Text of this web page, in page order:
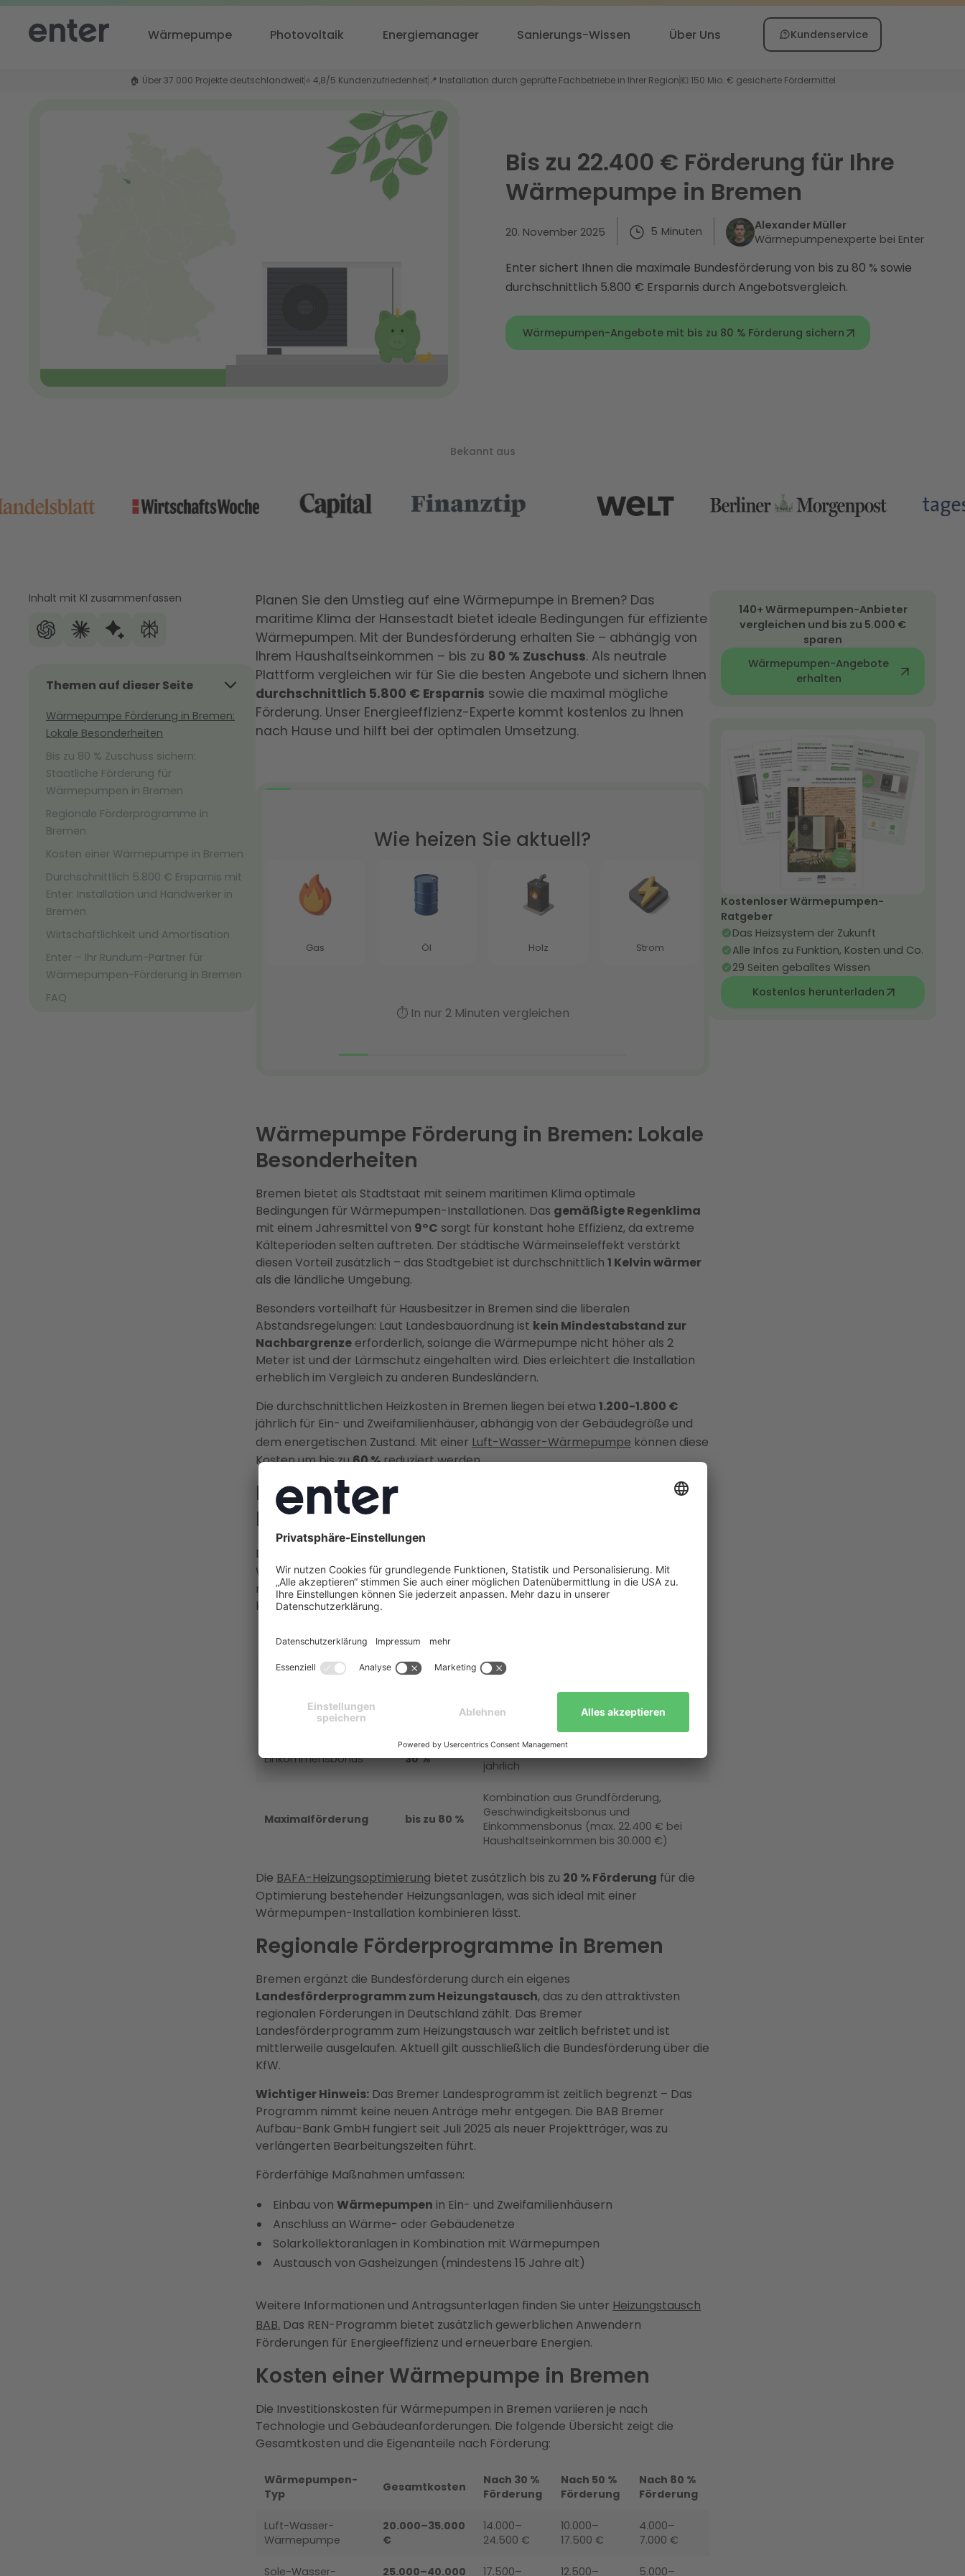
Wärmepumpe Photovoltaik Energiemanager Sanierungs-Wissen Über Uns Kundenservice
🏠 Über 37.000 Projekte deutschlandweit⭐ 4,8/5 Kundenzufriedenheit 📍 Installation durch geprüfte Fachbetriebe in Ihrer Region💶 150 Mio. € gesicherte Fördermittel
Bis zu 22.400 € Förderung für Ihre
Wärmepumpe in Bremen
20. November 2025 5 Minuten
Alexander Müller
Wärmepumpenexperte bei Enter
Enter sichert Ihnen die maximale Bundesförderung von bis zu 80 % sowie
durchschnittlich 5.800 € Ersparnis durch Angebotsvergleich.
Wärmepumpen-Angebote mit bis zu 80 % Förderung sichern
Bekannt aus
Inhalt mit KI zusammenfassen
Themen auf dieser Seite
Wärmepumpe Förderung in Bremen:
Lokale Besonderheiten
Bis zu 80 % Zuschuss sichern:
Staatliche Förderung für
Wärmepumpen in Bremen
Regionale Förderprogramme in
Bremen
Kosten einer Wärmepumpe in Bremen
Durchschnittlich 5.800 € Ersparnis mit
Enter: Installation und Handwerker in
Bremen
Wirtschaftlichkeit und Amortisation
Enter – Ihr Rundum-Partner für
Wärmepumpen-Förderung in Bremen
FAQ
Planen Sie den Umstieg auf eine Wärmepumpe in Bremen? Das
maritime Klima der Hansestadt bietet ideale Bedingungen für effiziente
Wärmepumpen. Mit der Bundesförderung erhalten Sie – abhängig von
Ihrem Haushaltseinkommen – bis zu 80 % Zuschuss. Als neutrale
Plattform vergleichen wir für Sie die besten Angebote und sichern Ihnen
durchschnittlich 5.800 € Ersparnis sowie die maximal mögliche
Förderung. Unser Energieeffizienz-Experte kommt kostenlos zu Ihnen
nach Hause und hilft bei der optimalen Umsetzung.
Wärmepumpe Förderung in Bremen: Lokale
Besonderheiten
Bremen bietet als Stadtstaat mit seinem maritimen Klima optimale
Bedingungen für Wärmepumpen-Installationen. Das gemäßigte Regenklima
mit einem Jahresmittel von 9°C sorgt für konstant hohe Effizienz, da extreme
Kälteperioden selten auftreten. Der städtische Wärmeinseleffekt verstärkt
diesen Vorteil zusätzlich – das Stadtgebiet ist durchschnittlich 1 Kelvin wärmer
als die ländliche Umgebung.
Besonders vorteilhaft für Hausbesitzer in Bremen sind die liberalen
Abstandsregelungen: Laut Landesbauordnung ist kein Mindestabstand zur
Nachbargrenze erforderlich, solange die Wärmepumpe nicht höher als 2
Meter ist und der Lärmschutz eingehalten wird. Dies erleichtert die Installation
erheblich im Vergleich zu anderen Bundesländern.
Die durchschnittlichen Heizkosten in Bremen liegen bei etwa 1.200-1.800 €
jährlich für Ein- und Zweifamilienhäuser, abhängig von der Gebäudegröße und
dem energetischen Zustand. Mit einer Luft-Wasser-Wärmepumpe können diese
Kosten um bis zu60 %reduziert werden.
Bis zu 80 % Zuschuss sichern: Staatliche
Förderung für Wärmepumpen in Bremen
Die
Wärmepumpen-Förderung in Bremen. Die Förderung erfolgt über ein
modulares System, das sich zu einer Gesamtförderung von bis zu 70 %addieren
kann.
Förderkomponente Fördersatz
Grundförderung 30 % Alle klimafreundlichen Heizungsanlagen
Geschwindigkeitsbonus
Heizungstausch, sinkt seit Juli 2026
halbjährlich um 4 Prozentpunkte bis 2028
Einkommensbonus 30 %
Haushaltseinkommen unter 40.000 €
jährlich
Maximalförderung bis zu 80 %
Kombination aus Grundförderung,
Geschwindigkeitsbonus und
Einkommensbonus (max. 22.400 € bei
Haushaltseinkommen bis 30.000 €)
Die BAFA-Heizungsoptimierung bietet zusätzlich bis zu 20 % Förderung für die
Optimierung bestehender Heizungsanlagen, was sich ideal mit einer
Wärmepumpen-Installation kombinieren lässt.
Regionale Förderprogramme in Bremen
Bremen ergänzt die Bundesförderung durch ein eigenes
Landesförderprogramm zum Heizungstausch, das zu den attraktivsten
regionalen Förderungen in Deutschland zählt. Das Bremer
Landesförderprogramm zum Heizungstausch war zeitlich befristet und ist
mittlerweile ausgelaufen. Aktuell gilt ausschließlich die Bundesförderung über die
KfW.
Wichtiger Hinweis: Das Bremer Landesprogramm ist zeitlich begrenzt – Das
Programm nimmt keine neuen Anträge mehr entgegen. Die BAB Bremer
Aufbau-Bank GmbH fungiert seit Juli 2025 als neuer Projektträger, was zu
verlängerten Bearbeitungszeiten führt.
Förderfähige Maßnahmen umfassen:
Einbau von Wärmepumpen in Ein- und Zweifamilienhäusern
Anschluss an Wärme- oder Gebäudenetze
Solarkollektoranlagen in Kombination mit Wärmepumpen
Austausch von Gasheizungen (mindestens 15 Jahre alt)
Weitere Informationen und Antragsunterlagen finden Sie unter Heizungstausch
BAB. Das REN-Programm bietet zusätzlich gewerblichen Anwendern
Förderungen für Energieeffizienz und erneuerbare Energien.
Kosten einer Wärmepumpe in Bremen
Die Investitionskosten für Wärmepumpen in Bremen variieren je nach
Technologie und Gebäudeanforderungen. Die folgende Übersicht zeigt die
Gesamtkosten und die Eigenanteile nach Förderung:
Wärmepumpen-
Typ
Gesamtkosten
Nach 30 %
Förderung
Nach 50 %
Förderung
Nach 80 %
Förderung
Luft-Wasser-
Wärmepumpe
20.000–35.000
€
14.000–
24.500 €
10.000–
17.500 €
4.000–
7.000 €
Sole-Wasser- 25.000–40.000 17.500– 12.500– 5.000–
140+ Wärmepumpen-Anbieter
vergleichen und bis zu 5.000 €
sparen
Wärmepumpen-Angebote
erhalten
Kostenloser Wärmepumpen-
Ratgeber
Das Heizsystem der Zukunft
Alle Infos zu Funktion, Kosten und Co.
29 Seiten geballtes Wissen
Kostenlos herunterladen